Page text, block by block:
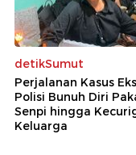
detikSumut
Perjalanan Kasus
Polisi Bunuh Diri
Senpi hingga
Keluarga